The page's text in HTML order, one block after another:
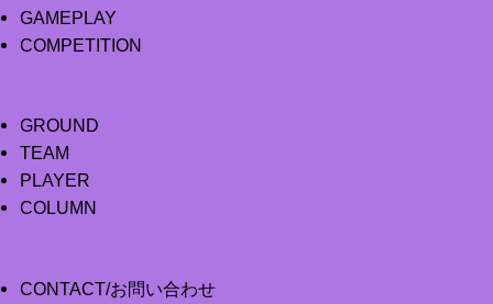
GAMEPLAY
COMPETITION
GROUND
TEAM
PLAYER
COLUMN
CONTACT/お問い合わせ